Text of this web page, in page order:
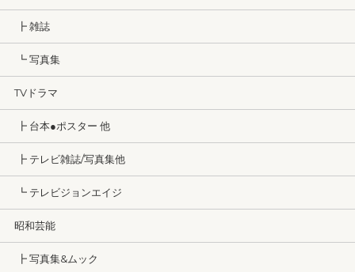
┣ 雑誌
┗ 写真集
TVドラマ
┣ 台本●ポスター 他
┣ テレビ雑誌/写真集他
┗ テレビジョンエイジ
昭和芸能
┣ 写真集&ムック